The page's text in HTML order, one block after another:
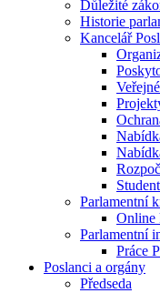
Důležité
Historie
Kancelář
Parlamentní
Online
Parlamentní
Práce
Poslanci a orgány
Předseda